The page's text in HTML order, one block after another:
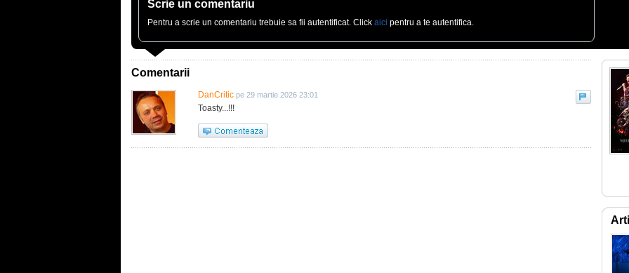
Scrie un comentariu
Pentru a scrie un comentariu trebuie sa fii autentificat. Click aici pentru a te autentifica.
Comentarii
DanCritic pe 29 martie 2026 23:01
Toasty...!!!